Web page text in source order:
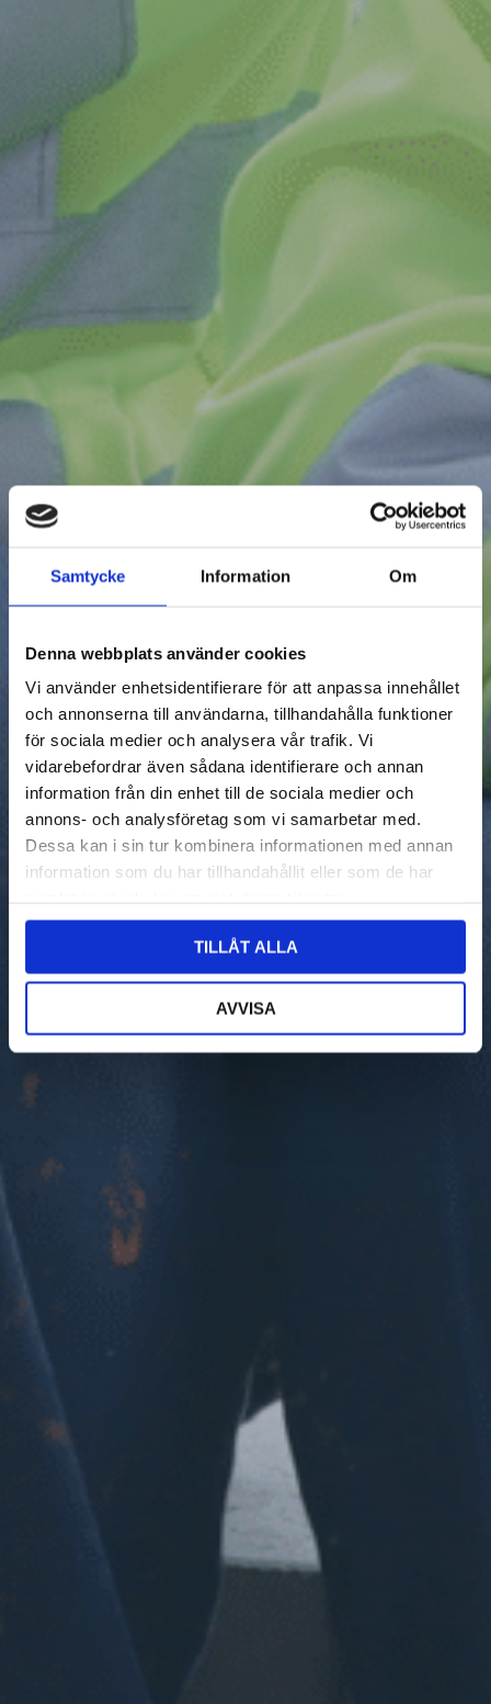
Samtycke Information Om
Denna webbplats använder cookies
Vi använder enhetsidentifierare för att anpassa innehållet
och annonserna till användarna, tillhandahålla funktioner
för sociala medier och analysera vår trafik. Vi
vidarebefordrar även sådana identifierare och annan
information från din enhet till de sociala medier och
annons- och analysföretag som vi samarbetar med.
Dessa kan i sin tur kombinera informationen med annan
information som du har tillhandahållit eller som de har
TILLÅT ALLA
AVVISA